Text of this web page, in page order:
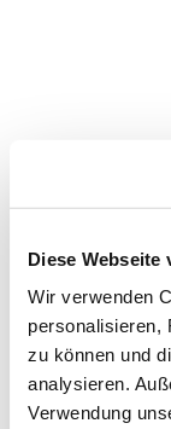
Diese Webseite
Wir verwenden
personalisieren,
zu können und
analysieren.
Verwendung